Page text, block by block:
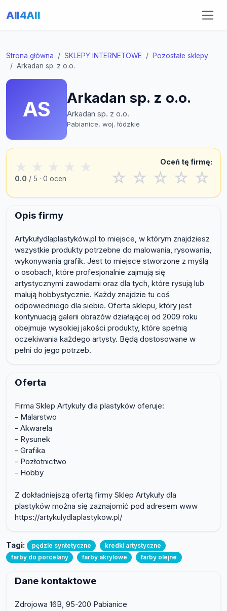
All4All
Strona główna SKLEPY INTERNETOWE
Pozostałe sklepy
Arkadan sp. z o.o.
AS Arkadan sp. z o.o.
Arkadan sp. z o.o.
Pabianice, woj. łódzkie
★ ★ ★ ★ ★
0.0 / 5 · 0 ocen
Oceń tę firmę:
☆ ☆ ☆ ☆ ☆
Opis firmy
Artykułydlaplastyków.pl to miejsce, w którym znajdziesz
wszystkie produkty potrzebne do malowania, rysowania,
wykonywania grafik. Jest to miejsce stworzone z myślą
o osobach, które profesjonalnie zajmują się
artystycznymi zawodami oraz dla tych, które rysują lub
malują hobbystycznie. Każdy znajdzie tu coś
odpowiedniego dla siebie. Oferta sklepu, który jest
kontynuacją galerii obrazów działającej od 2009 roku
obejmuje wysokiej jakości produkty, które spełnią
oczekiwania każdego artysty. Będą dostosowane w
pełni do jego potrzeb.
Oferta
Firma Sklep Artykuły dla plastyków oferuje:
- Malarstwo
- Akwarela
- Rysunek
- Grafika
- Pozłotnictwo
- Hobby
Z dokładniejszą ofertą firmy Sklep Artykuły dla
plastyków można się zaznajomić pod adresem www
https://artykulydlaplastykow.pl/
Tagi: pędzle syntetyczne
kredki artystyczne
farby do porcelany
farby akrylowe farby olejne
Dane kontaktowe
Zdrojowa 16B, 95-200 Pabianice